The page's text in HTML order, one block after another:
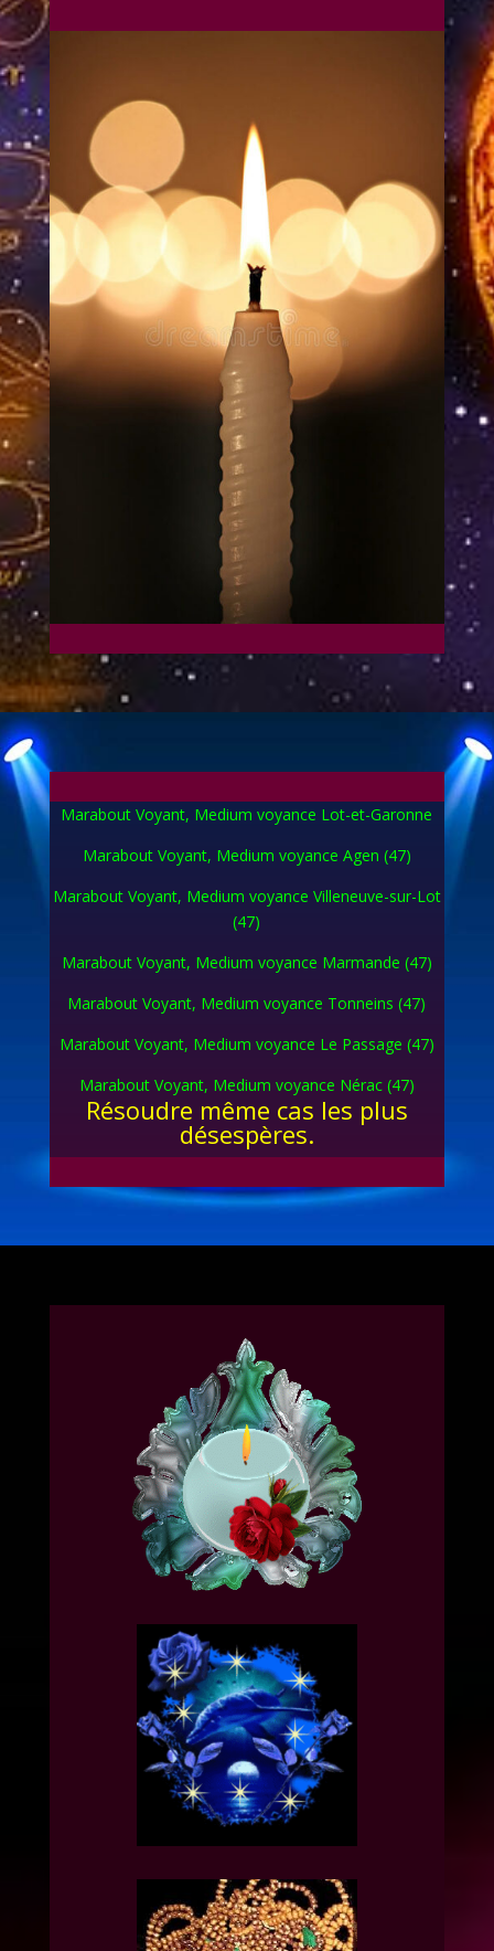
Marabout Voyant, Medium voyance Lot-et-Garonne
Marabout Voyant, Medium voyance Agen (47)
Marabout Voyant, Medium voyance Villeneuve-sur-Lot
(47)
Marabout Voyant, Medium voyance Marmande (47)
Marabout Voyant, Medium voyance Tonneins (47)
Marabout Voyant, Medium voyance Le Passage (47)
Marabout Voyant, Medium voyance Nérac (47)
Résoudre même cas les plus
désespères.